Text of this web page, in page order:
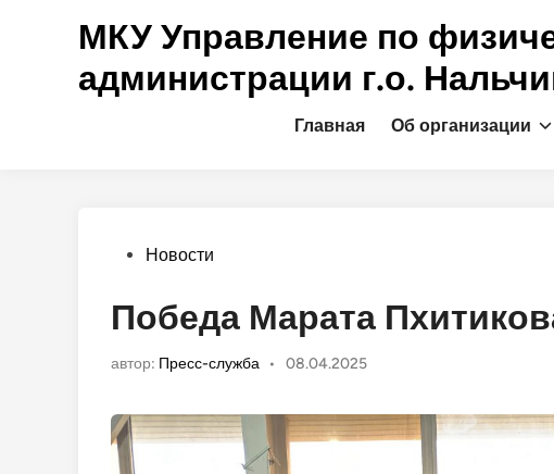
МКУ Управление по
администрации г.о.
Главная Об организации
Опубликовано
Новости
Победа Марата
автор: Пресс-служба • 08.04.2025